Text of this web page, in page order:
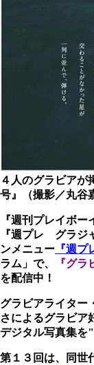
４人のグラビアが
号』（撮影／丸谷
『週刊プレイボ
『週プレ グラジ
ンメニュー 『週
ラム」で、
『グ
を配信中！
グラビアライター
さによるグラビア
デジタル写真集を
第１３回は、同世